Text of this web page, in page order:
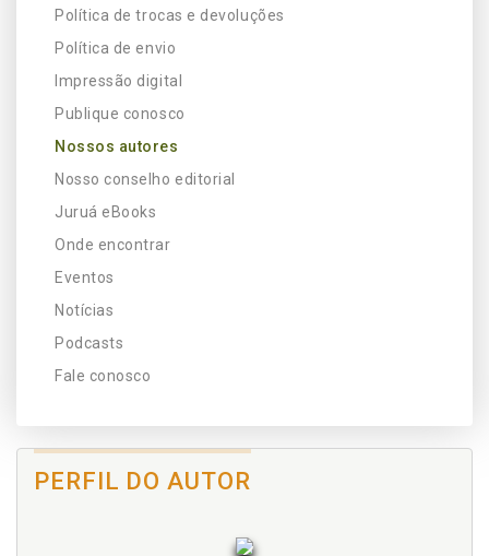
Política de trocas e devoluções
Política de envio
Impressão digital
Publique conosco
Nossos autores
Nosso conselho editorial
Juruá eBooks
Onde encontrar
Eventos
Notícias
Podcasts
Fale conosco
PERFIL DO AUTOR